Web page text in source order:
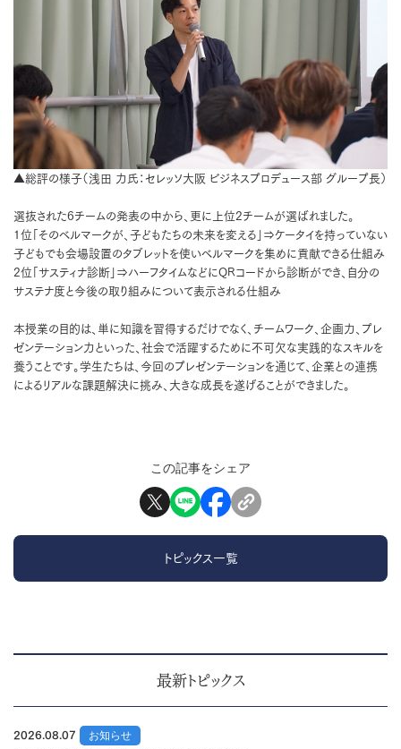
▲総評の様子（浅田 力氏：セレッソ大阪 ビジネスプロデュース部 グループ長）
選抜された6チームの発表の中から、更に上位2チームが選ばれました。
1位「そのベルマークが、子どもたちの未来を変える」⇒ケータイを持っていない
子どもでも会場設置のタブレットを使いベルマークを集めに貢献できる仕組み
2位「サスティナ診断」⇒ハーフタイムなどにQRコードから診断ができ、自分の
サステナ度と今後の取り組みについて表示される仕組み
本授業の目的は、単に知識を習得するだけでなく、チームワーク、企画力、プレ
ゼンテーション力といった、社会で活躍するために不可欠な実践的なスキルを
養うことです。学生たちは、今回のプレゼンテーションを通じて、企業との連携
によるリアルな課題解決に挑み、大きな成長を遂げることができました。
この記事をシェア
トピックス一覧
最新トピックス
2026.08.07
お知らせ